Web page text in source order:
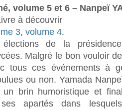
volume 5 et 6 – Nanpeï
à découvrir
3, volume 4.
élections de la
Malgré le bon vouloir
tous ces événements à
ou non. Yamada
brin humoristique et
ses apartés dans